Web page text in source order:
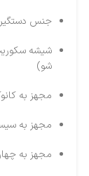
جنس
شیشه
شو)
مجهز به
مجهز به
مجهز به